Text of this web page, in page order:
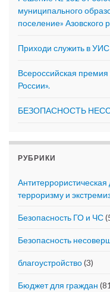
муниципального
поселение» Азовского
Приходи служить в
Всероссийская
России».
БЕЗОПАСНОСТЬ
РУБРИКИ
терроризму и
Безопасность ГО и ЧС
Безопасность
благоустройство(3)
Бюджет для граждан